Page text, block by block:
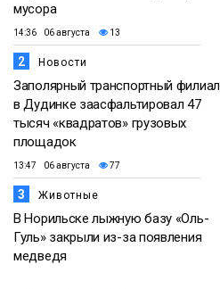
мусора
14:36 06 августа 13
2 Новости
Заполярный транспортный филиал
в Дудинке заасфальтировал 47
тысяч «квадратов» грузовых
площадок
13:47 06 августа 77
3 Животные
В Норильске лыжную базу «Оль-
Гуль» закрыли из-за появления
медведя